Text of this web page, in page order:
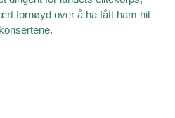
fornøyd over å ha fått ham hit